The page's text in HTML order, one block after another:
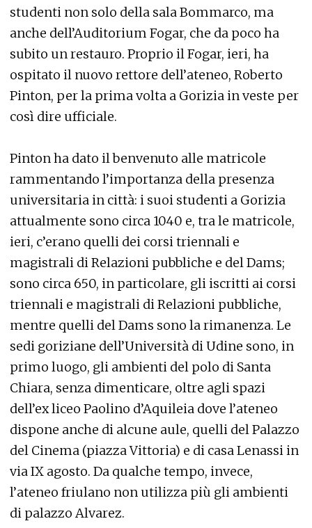
studenti non solo della sala Bommarco, ma
anche dell’Auditorium Fogar, che da poco ha
subito un restauro. Proprio il Fogar, ieri, ha
ospitato il nuovo rettore dell’ateneo, Roberto
Pinton, per la prima volta a Gorizia in veste per
così dire ufficiale.
Pinton ha dato il benvenuto alle matricole
rammentando l’importanza della presenza
universitaria in città: i suoi studenti a Gorizia
attualmente sono circa 1040 e, tra le matricole,
ieri, c’erano quelli dei corsi triennali e
magistrali di Relazioni pubbliche e del Dams;
sono circa 650, in particolare, gli iscritti ai corsi
triennali e magistrali di Relazioni pubbliche,
mentre quelli del Dams sono la rimanenza. Le
sedi goriziane dell’Università di Udine sono, in
primo luogo, gli ambienti del polo di Santa
Chiara, senza dimenticare, oltre agli spazi
dell’ex liceo Paolino d’Aquileia dove l’ateneo
dispone anche di alcune aule, quelli del Palazzo
del Cinema (piazza Vittoria) e di casa Lenassi in
via IX agosto. Da qualche tempo, invece,
l’ateneo friulano non utilizza più gli ambienti
di palazzo Alvarez.